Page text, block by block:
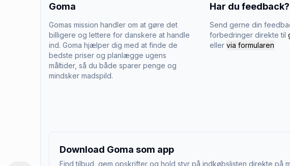
Goma
Gomas mission handler om at gøre det
billigere og lettere for danskere at handle
ind. Goma hjælper dig med at finde de
bedste priser og planlægge ugens
måltider, så du både sparer penge og
mindsker madspild.
Har du feedback?
Send gerne din
forbedringer direkte til
eller via formularen
Download Goma som app
Find tilbud, gem opskrifter og hold styr på indkøbslisten direkte på